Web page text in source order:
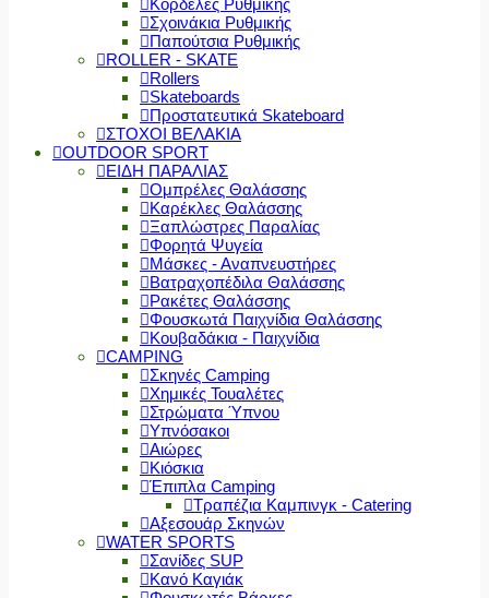
Κορδέλες Ρυθμικής
Σχοινάκια Ρυθμικής
Παπούτσια Ρυθμικής
ROLLER - SKATE
Rollers
Skateboards
Προστατευτικά Skateboard
ΣΤΟΧΟΙ ΒΕΛΑΚΙΑ
OUTDOOR SPORT
ΕΙΔΗ ΠΑΡΑΛΙΑΣ
Ομπρέλες Θαλάσσης
Καρέκλες Θαλάσσης
Ξαπλώστρες Παραλίας
Φορητά Ψυγεία
Μάσκες - Αναπνευστήρες
Βατραχοπέδιλα Θαλάσσης
Ρακέτες Θαλάσσης
Φουσκωτά Παιχνίδια Θαλάσσης
Κουβαδάκια - Παιχνίδια
CAMPING
Σκηνές Camping
Χημικές Τουαλέτες
Στρώματα Ύπνου
Υπνόσακοι
Αιώρες
Κιόσκια
Έπιπλα Camping
Τραπέζια Καμπινγκ - Catering
Αξεσουάρ Σκηνών
WATER SPORTS
Σανίδες SUP
Κανό Καγιάκ